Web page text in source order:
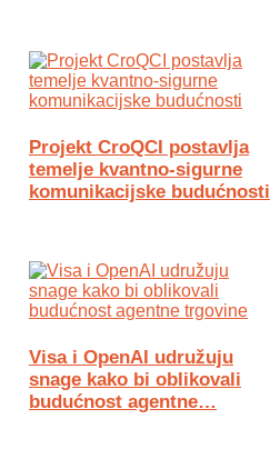
Projekt CroQCI postavlja
temelje kvantno-sigurne
komunikacijske budućnosti
Visa i OpenAI udružuju
snage kako bi oblikovali
budućnost agentne…